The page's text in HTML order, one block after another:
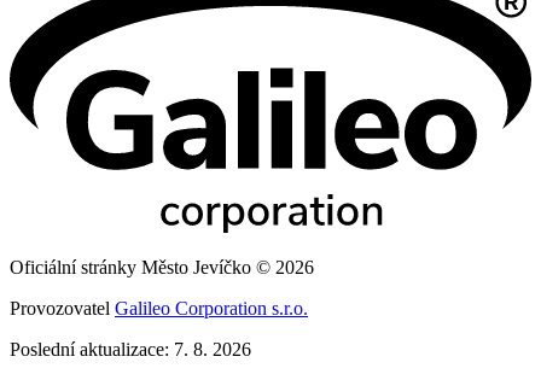
Oficiální stránky Město Jevíčko © 2026
Provozovatel Galileo Corporation s.r.o.
Poslední aktualizace: 7. 8. 2026